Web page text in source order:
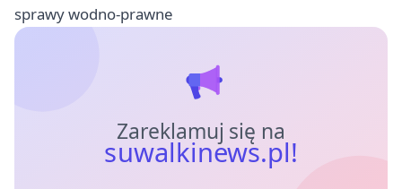
sprawy wodno-prawne
Zareklamuj się na
suwalkinews.pl!